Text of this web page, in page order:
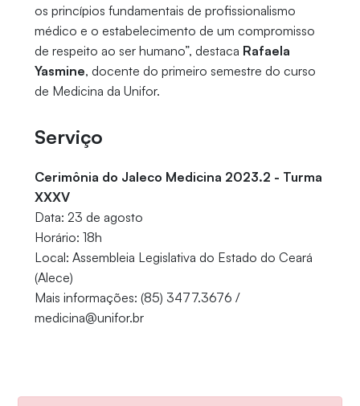
os princípios fundamentais de profissionalismo
médico e o estabelecimento de um compromisso
de respeito ao ser humano”, destaca Rafaela
Yasmine, docente do primeiro semestre do curso
de Medicina da Unifor.
Serviço
Cerimônia do Jaleco Medicina 2023.2 - Turma
XXXV
Data: 23 de agosto
Horário: 18h
Local: Assembleia Legislativa do Estado do Ceará
(Alece)
Mais informações: (85) 3477.3676 /
medicina@unifor.br